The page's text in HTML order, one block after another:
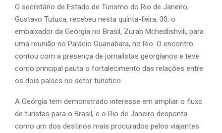
O secretário de Estado de Turismo do Rio de Janeiro,
Gustavo Tutuca, recebeu nesta quinta-feira, 30, o
embaixador da Geórgia no Brasil, Zurab Mchedlishvili, para
uma reunião no Palácio Guanabara, no Rio. O encontro
contou com a presença de jornalistas georgianos e teve
como principal pauta o fortalecimento das relações entre
os dois países no setor turístico.
A Geórgia tem demonstrado interesse em ampliar o fluxo
de turistas para o Brasil, e o Rio de Janeiro desponta
como um dos destinos mais procurados pelos viajantes